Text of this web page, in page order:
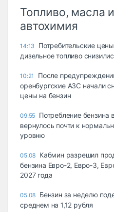
Топливо, масла и
автохимия
14:13
Потребительские
дизельное топливо
10:21
После
оренбургские АЗС начали
цены на бензин
09:55 Потребление бензина
вернулось почти к
уровню
05.08 Кабмин разрешил
бензина Евро-2, Евро-3,
2027 года
05.08 Бензин за неделю
среднем на 1,12 рубля